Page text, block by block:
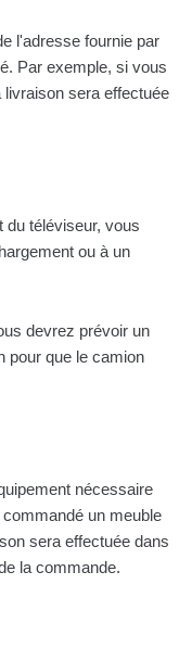
l'adresse fournie par
Par exemple, si vous
sera effectuée
du téléviseur, vous
ou à un
devrez prévoir un
pour que le camion
nécessaire
un meuble
sera effectuée dans
la commande.